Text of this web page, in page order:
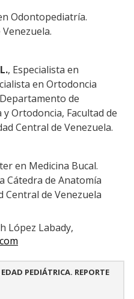
Odontopediatría.
, Especialista en
en Ortodoncia
de
Ortodoncia, Facultad de
Central de Venezuela.
en Medicina Bucal.
Cátedra de Anatomía
Central de Venezuela
López Labady,
PEDIÁTRICA. REPORTE